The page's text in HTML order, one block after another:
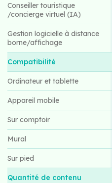
Conseiller touristique
/concierge virtuel (IA)
Gestion logicielle à distance
borne/affichage
Compatibilité
Ordinateur et tablette
Appareil mobile
Sur comptoir
Mural
Sur pied
Quantité de contenu